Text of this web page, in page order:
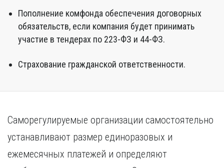
Пополнение комфонда обеспечения договорных
обязательств, если компания будет принимать
участие в тендерах по 223-ФЗ и 44-ФЗ.
Страхование гражданской ответственности.
Саморегулируемые организации самостоятельно
устанавливают размер единоразовых и
ежемесячных платежей и определяют